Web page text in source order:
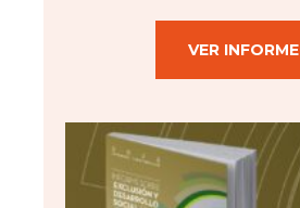
VER INFORME